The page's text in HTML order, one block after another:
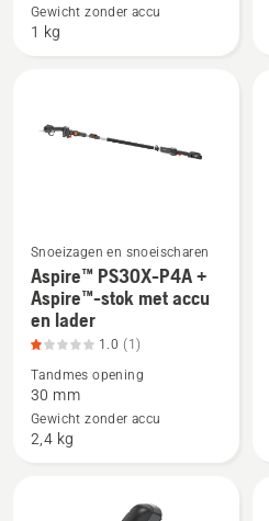
PS30X-
P4A
Gewicht zonder accu
1 kg
Bekijk
meer
details
Aspire™
PS30X-
P4A
Snoeizagen en snoeischaren
Aspire™ PS30X-P4A +
Aspire™-stok met accu
en lader
1.0 (1)
Tandmes opening
30 mm
Gewicht zonder accu
2,4 kg